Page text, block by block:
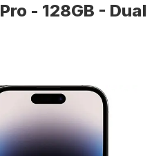
- 128GB - Dual